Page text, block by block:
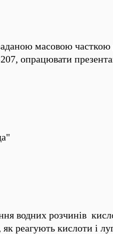
масовою часткою
опрацювати
водних розчинів
реагують кислоти і